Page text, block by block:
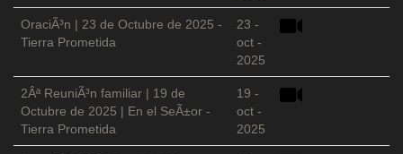
OraciÃ³n | 23 de Octubre de 2025 -
Tierra Prometida
23 -
oct -
2025
2Âª ReuniÃ³n familiar | 19 de
Octubre de 2025 | En el SeÃ±or -
Tierra Prometida
19 -
oct -
2025